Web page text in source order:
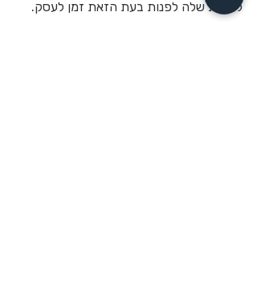
ליכולת שלה לפנות בעת הזאת זמן לעסק.